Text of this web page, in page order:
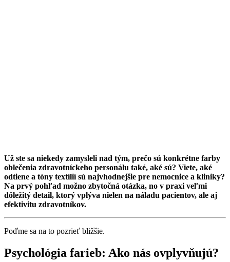
Už ste sa niekedy zamysleli nad tým, prečo sú konkrétne farby
oblečenia zdravotníckeho personálu také, aké sú? Viete, aké
odtiene a tóny textílií sú najvhodnejšie pre nemocnice a kliniky?
Na prvý pohľad možno zbytočná otázka, no v praxi veľmi
dôležitý detail, ktorý vplýva nielen na náladu pacientov, ale aj
efektivitu zdravotníkov.
Poďme sa na to pozrieť bližšie.
Psychológia farieb: Ako nás ovplyvňujú?